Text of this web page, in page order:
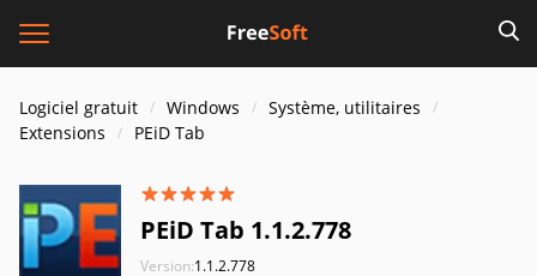
Logiciel gratuit Windows
Système, utilitaires
Extensions
PEiD Tab
PEiD Tab 1.1.2.778
Version:1.1.2.778